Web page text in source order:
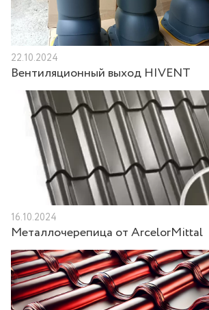
22.10.2024
Вентиляционный выход HIVENT
16.10.2024
Металлочерепица от ArcelorMittal